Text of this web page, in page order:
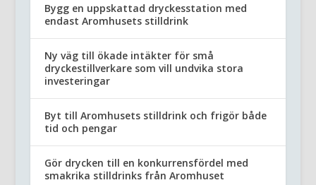
Bygg en uppskattad dryckesstation med
endast Aromhusets stilldrink
Ny väg till ökade intäkter för små
dryckestillverkare som vill undvika stora
investeringar
Byt till Aromhusets stilldrink och frigör både
tid och pengar
Gör drycken till en konkurrensfördel med
smakrika stilldrinks från Aromhuset